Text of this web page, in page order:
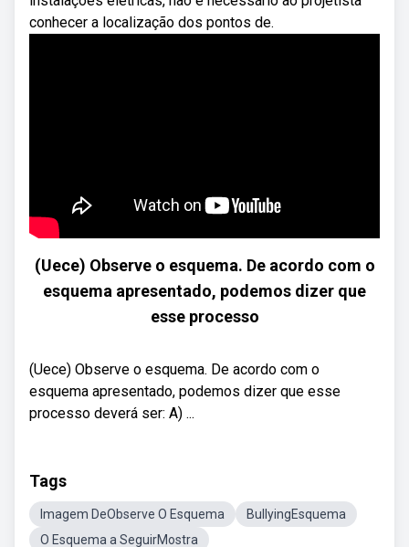
conhecer a localização dos pontos de.
(Uece) Observe o esquema. De acordo com o
esquema apresentado, podemos dizer que
esse processo
(Uece) Observe o esquema. De acordo com o
esquema apresentado, podemos dizer que esse
processo deverá ser: A) ...
Tags
Imagem DeObserve O Esquema
BullyingEsquema
O Esquema a SeguirMostra